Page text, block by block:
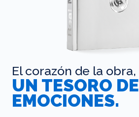
El corazón de la obra,
UN TESORO DE
EMOCIONES.